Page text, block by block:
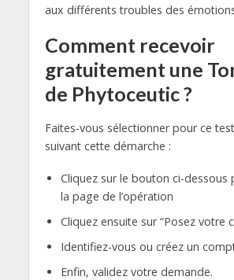
aux différents troubles des
Comment recevoir
gratuitement une
de Phytoceutic ?
Faites-vous sélectionner pour ce
suivant cette démarche :
Cliquez sur le bouton ci-dessous
la page de l’opération
Cliquez ensuite sur “Posez votre
Identifiez-vous ou créez un
Enfin, validez votre demande.